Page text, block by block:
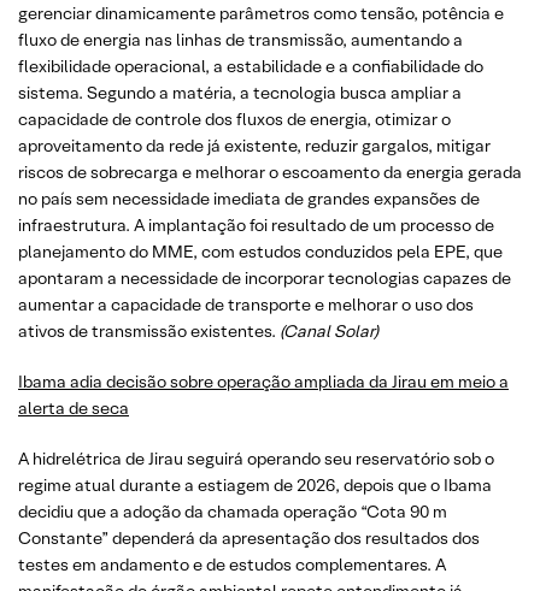
gerenciar dinamicamente parâmetros como tensão, potência e
fluxo de energia nas linhas de transmissão, aumentando a
flexibilidade operacional, a estabilidade e a confiabilidade do
sistema. Segundo a matéria, a tecnologia busca ampliar a
capacidade de controle dos fluxos de energia, otimizar o
aproveitamento da rede já existente, reduzir gargalos, mitigar
riscos de sobrecarga e melhorar o escoamento da energia gerada
no país sem necessidade imediata de grandes expansões de
infraestrutura. A implantação foi resultado de um processo de
planejamento do MME, com estudos conduzidos pela EPE, que
apontaram a necessidade de incorporar tecnologias capazes de
aumentar a capacidade de transporte e melhorar o uso dos
ativos de transmissão existentes. (Canal Solar)
Ibama adia decisão sobre operação ampliada da Jirau em meio a
alerta de seca
A hidrelétrica de Jirau seguirá operando seu reservatório sob o
regime atual durante a estiagem de 2026, depois que o Ibama
decidiu que a adoção da chamada operação “Cota 90 m
Constante” dependerá da apresentação dos resultados dos
testes em andamento e de estudos complementares. A